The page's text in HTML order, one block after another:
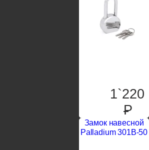
1`220
P
Замок навесной
Palladium 301B-50